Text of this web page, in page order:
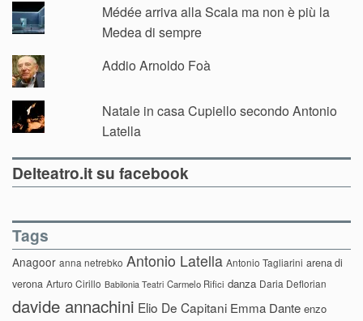
Médée arriva alla Scala ma non è più la
Medea di sempre
Addio Arnoldo Foà
Natale in casa Cupiello secondo Antonio
Latella
Delteatro.it su facebook
Tags
Anagoor anna netrebko Antonio Latella Antonio Tagliarini arena di
verona Arturo Cirillo Babilonia Teatri Carmelo Rifici danza Daria Deflorian
davide annachini Elio De Capitani Emma Dante enzo